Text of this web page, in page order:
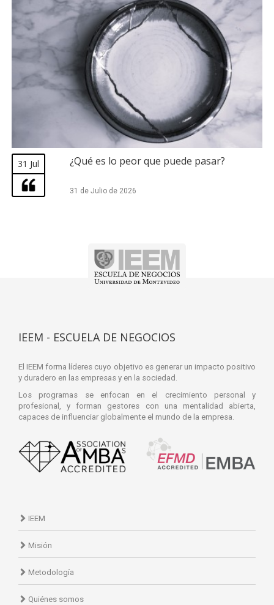
31 Jul ¿Qué es lo peor que puede pasar?
31 de Julio de 2026
IEEM - ESCUELA DE NEGOCIOS
El IEEM forma líderes cuyo objetivo es generar un impacto positivo
y duradero en las empresas y en la sociedad.
Los programas se enfocan en el crecimiento personal y
profesional, y forman gestores con una mentalidad abierta,
capaces de influenciar globalmente el mundo de la empresa.
IEEM
Misión
Metodología
Quiénes somos